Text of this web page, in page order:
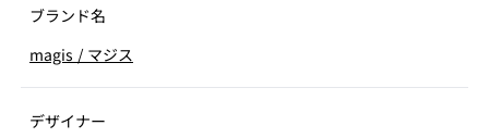
ブランド名
magis / マジス
デザイナー